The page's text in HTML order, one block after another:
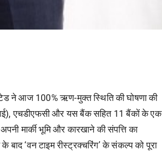
ने आज 100% ऋण-मुक्त स्थिति की घोषणा की
एचडीएफसी और यस बैंक सहित 11 बैंकों के एक
मार्की भूमि और कारखाने की संपत्ति का
बाद ‘वन टाइम रीस्ट्रक्चरिंग’ के संकल्प को पूरा